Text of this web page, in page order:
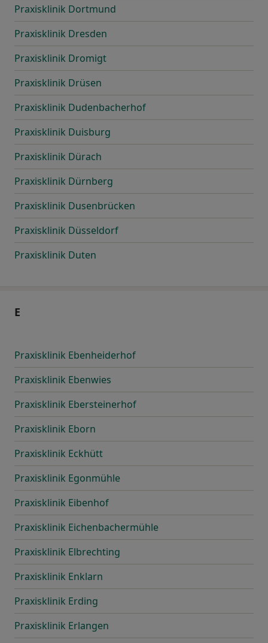
Praxisklinik Dortmund
Praxisklinik Dresden
Praxisklinik Dromigt
Praxisklinik Drüsen
Praxisklinik Dudenbacherhof
Praxisklinik Duisburg
Praxisklinik Dürach
Praxisklinik Dürnberg
Praxisklinik Dusenbrücken
Praxisklinik Düsseldorf
Praxisklinik Duten
E
Praxisklinik Ebenheiderhof
Praxisklinik Ebenwies
Praxisklinik Ebersteinerhof
Praxisklinik Eborn
Praxisklinik Eckhütt
Praxisklinik Egonmühle
Praxisklinik Eibenhof
Praxisklinik Eichenbachermühle
Praxisklinik Elbrechting
Praxisklinik Enklarn
Praxisklinik Erding
Praxisklinik Erlangen